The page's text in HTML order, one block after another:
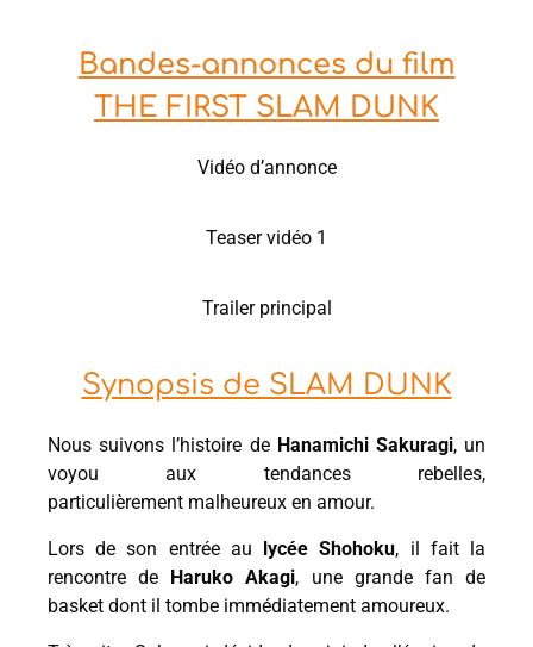
Bandes-annonces du film
THE FIRST SLAM DUNK
Vidéo d’annonce
Teaser vidéo 1
Trailer principal
Synopsis de SLAM DUNK
Nous suivons l’histoire de Hanamichi Sakuragi, un
voyou aux tendances rebelles,
particulièrement malheureux en amour.
Lors de son entrée au lycée Shohoku, il fait la
rencontre de Haruko Akagi, une grande fan de
basket dont il tombe immédiatement amoureux.